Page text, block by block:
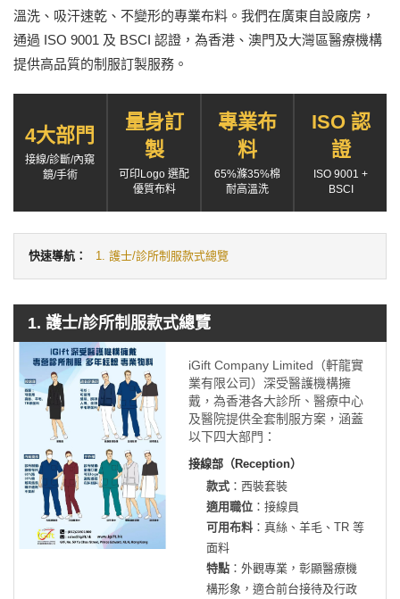
溫洗、吸汗速乾、不變形的專業布料。我們在廣東自設廠房，
通過 ISO 9001 及 BSCI 認證，為香港、澳門及大灣區醫療機構
提供高品質的制服訂製服務。
4大部門
接線/診斷/內窺
鏡/手術
量身訂
製
可印Logo 選配
優質布料
專業布
料
65%滌35%棉
耐高溫洗
ISO 認
證
ISO 9001 +
BSCI
快速導航： 1. 護士/診所制服款式總覽
1. 護士/診所制服款式總覽
iGift Company Limited（軒龍實
業有限公司）深受醫護機構擁
戴，為香港各大診所、醫療中心
及醫院提供全套制服方案，涵蓋
以下四大部門：
接線部（Reception）
款式 ：西裝套裝
適用職位 ：接線員
可用布料 ：真絲、羊毛、TR 等
面料
特點 ：外觀專業，彰顯醫療機
構形象，適合前台接待及行政